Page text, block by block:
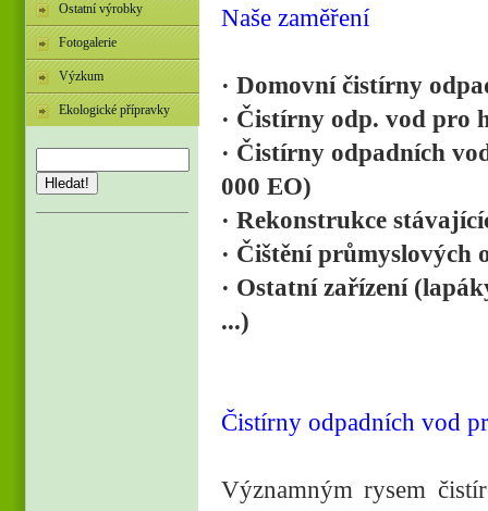
Ostatní výrobky
Fotogalerie
Výzkum
Ekologické přípravky
Hledat!
Naše zaměření
· Domovní čistírny
· Čistírny odp. vod pro
· Čistírny odpadních
000 EO)
· Rekonstrukce
· Čištění
· Ostatní zařízení
...)
Čistírny odpadních vod
Významným rysem